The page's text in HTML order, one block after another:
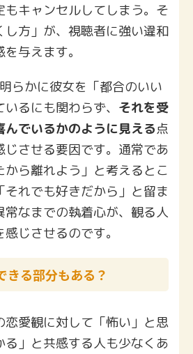
もキャンセルしてしまう。そ
し方」が、視聴者に強い違和
を与えます。
らかに彼女を「都合のいい
るにも関わらず、 それを受
んでいるかのように見える点
じさせる要因です。通常であ
から離れよう」と考えるとこ
それでも好きだから」と留ま
常なまでの執着心が、観る人
感じさせるのです。
きる部分もある？
恋愛観に対して「怖い」と思
る」と共感する人も少なくあ